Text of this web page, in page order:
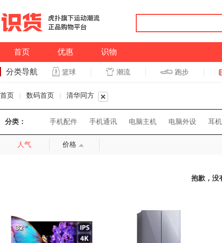
首页 优惠 识物
分类导航 篮球 潮流 跑步
首页 数码首页 清华同方
分类： 手机配件 手机通讯 电脑主机 电脑外设 耳
人气 价格
抱歉，没